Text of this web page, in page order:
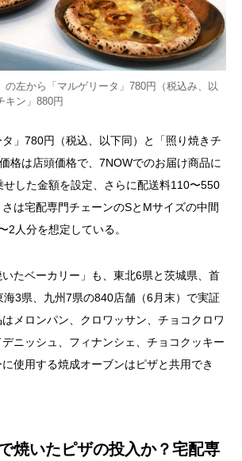
の左から「マルゲリータ」780円（税込み、以
キン」880円
」780円（税込、以下同）と「照り焼きチ
格は店頭価格で、7NOWでのお届け商品に
せした金額を設定、さらに配送料110〜550
は宅配専門チェーンのSとMサイズの中間
2人分を想定している。
たベーカリー」も、東北6県と茨城県、首
3県、九州7県の840店舗（6月末）で実証
メロンパン、クロワッサン、チョコクロワ
ニッシュ、フィナンシェ、チョコクッキー
使用する焼成オーブンはピザと共用でき
焼いたピザの投入か？宅配専